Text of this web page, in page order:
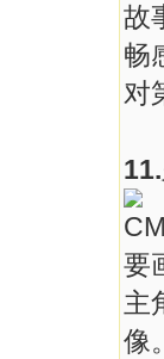
故
畅
对
要
主
像